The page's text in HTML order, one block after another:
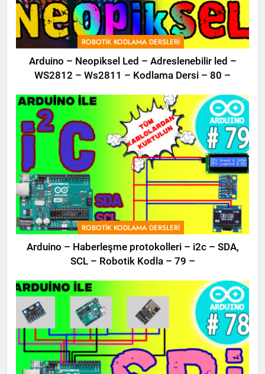
ROBOTIK KODLAMA DERSLERI
Arduino – Neopiksel Led – Adreslenebilir led –
WS2812 – Ws2811 – Kodlama Dersi – 80 –
ROBOTIK KODLAMA DERSLERI
Arduino – Haberleşme protokolleri – i2c – SDA,
SCL – Robotik Kodla – 79 –